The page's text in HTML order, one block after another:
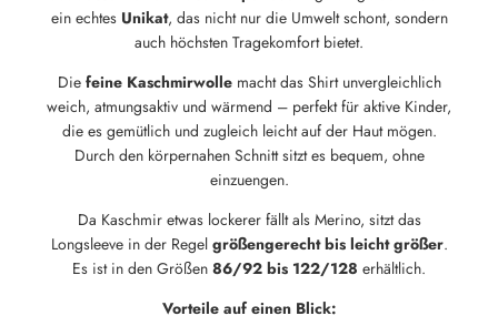
ein echtes Unikat, das nicht nur die Umwelt schont, sondern
auch höchsten Tragekomfort bietet.
Die feine Kaschmirwollemacht das Shirt unvergleichlich
weich, atmungsaktiv und wärmend – perfekt für aktive Kinder,
die es gemütlich und zugleich leicht auf der Haut mögen.
Durch den körpernahen Schnitt sitzt es bequem, ohne
einzuengen.
Da Kaschmir etwas lockerer fällt als Merino, sitzt das
Longsleeve in der Regel größengerecht bis leicht größer.
Es ist in den Größen 86/92 bis 122/128 erhältlich.
Vorteile auf einen Blick:
Neu hier?
Melde dich jetzt für unseren Newsletter an und erhalte einen 10%